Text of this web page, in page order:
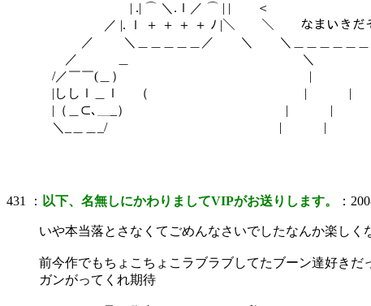
| .| ⌒ ＼.ｌ／ ⌒ | | ＜
／ |. ｌ ＋ ＋ ＋ ＋ ﾉ |＼ ＼ なまいきだぞ
／ ＼＿＿＿＿＿／ ＼ ＼＿＿＿＿＿＿＿
／ ＿ ＼
/／￣￣(＿） |
|ししｌ＿ｌ （ | |
|（＿⊂､＿_） | |
＼_＿＿_/ | |
431 ： 以下、名無しにかわりましてVIPがお送りします。 ：
いや本当落とさなくてごめんなさいでしたなんか楽しく
前今作でもちょこちょこラブラブしてたブーン達好きだ
ガンがってくれ期待